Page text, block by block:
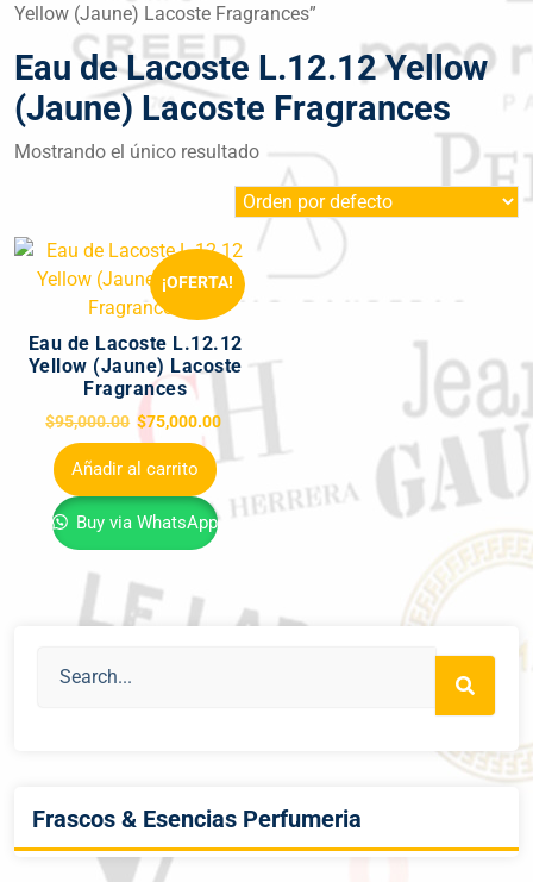
Yellow (Jaune) Lacoste Fragrances”
Eau de Lacoste L.12.12 Yellow
(Jaune) Lacoste Fragrances
Mostrando el único resultado
¡OFERTA!
Eau de Lacoste L.12.12
Yellow (Jaune) Lacoste
Fragrances
$95,000.00 $75,000.00
Añadir al carrito
Buy via WhatsApp
Frascos & Esencias Perfumeria